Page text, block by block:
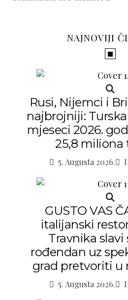
NAJNOVIJI
Rusi, Nijemci i
najbrojniji:
mjeseci 2026.
25,8 miliona
5. Augusta 2026.
GUSTO VAS
italijanski
Travnika slavi
rođendan uz
grad pretvoriti u
5. Augusta 2026.